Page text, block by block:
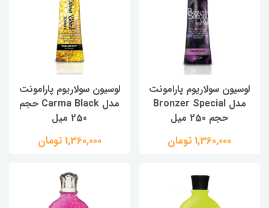
لوسیون سولاریوم پارامونت
مدل Bronzer Special
حجم 250 میل
1,360,000 تومان
لوسیون سولاریوم پارامونت
مدل Carma Black حجم
250 میل
1,360,000 تومان